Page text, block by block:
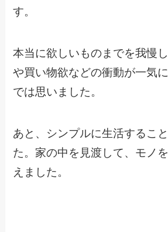
す。
本当に欲しいものまでを我慢
や買い物欲などの衝動が一気
では思いました。
あと、シンプルに生活するこ
た。家の中を見渡して、モノ
えました。